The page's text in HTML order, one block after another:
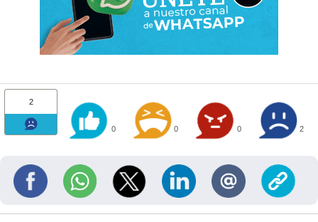
2
0 0 0 2